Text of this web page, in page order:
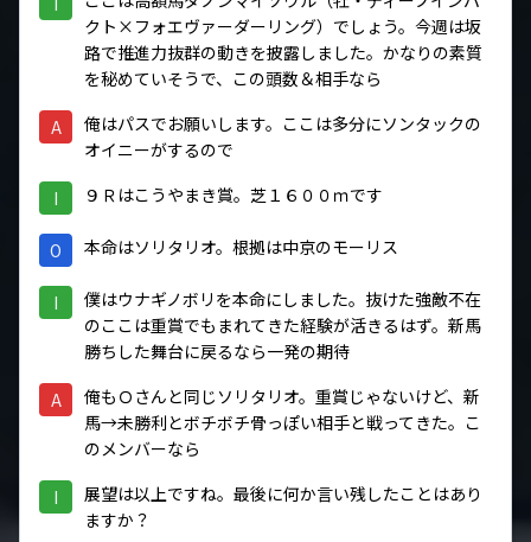
クト×フォエヴァーダーリング）でしょう。今週は坂
路で推進力抜群の動きを披露しました。かなりの素質
を秘めていそうで、この頭数＆相手なら
A
俺はパスでお願いします。ここは多分にソンタックの
オイニーがするので
I ９Ｒはこうやまき賞。芝１６００ｍです
O 本命はソリタリオ。根拠は中京のモーリス
I
僕はウナギノボリを本命にしました。抜けた強敵不在
のここは重賞でもまれてきた経験が活きるはず。新馬
勝ちした舞台に戻るなら一発の期待
A
俺もＯさんと同じソリタリオ。重賞じゃないけど、新
馬→未勝利とボチボチ骨っぽい相手と戦ってきた。こ
のメンバーなら
I
展望は以上ですね。最後に何か言い残したことはあり
ますか？